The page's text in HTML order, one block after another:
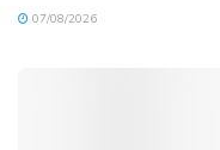
07/08/2026